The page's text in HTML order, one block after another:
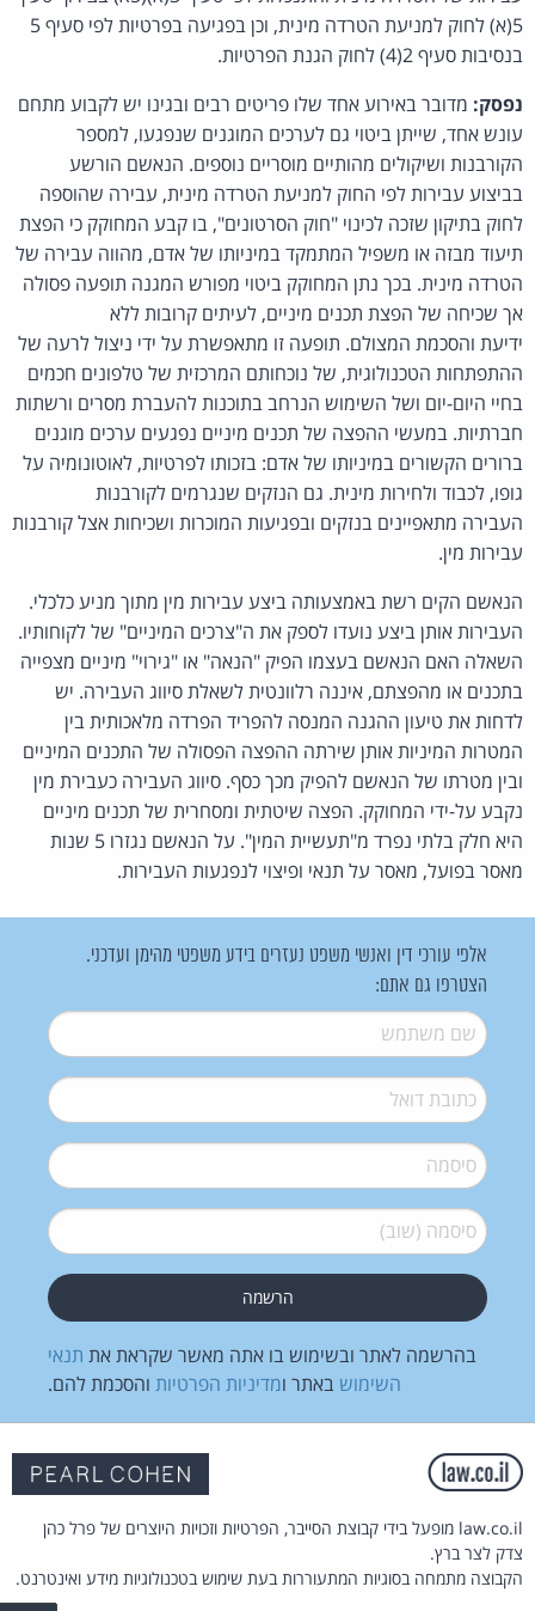
5(א) לחוק למניעת הטרדה מינית, וכן בפגיעה בפרטיות לפי סעיף 5
בנסיבות סעיף 2(4) לחוק הגנת הפרטיות.
נפסק: מדובר באירוע אחד שלו פריטים רבים ובגינו יש לקבוע מתחם
עונש אחד, שייתן ביטוי גם לערכים המוגנים שנפגעו, למספר
הקורבנות ושיקולים מהותיים מוסריים נוספים. הנאשם הורשע
בביצוע עבירות לפי החוק למניעת הטרדה מינית, עבירה שהוספה
לחוק בתיקון שזכה לכינוי "חוק הסרטונים", בו קבע המחוקק כי הפצת
תיעוד מבזה או משפיל המתמקד במיניותו של אדם, מהווה עבירה של
הטרדה מינית. בכך נתן המחוקק ביטוי מפורש המגנה תופעה פסולה
אך שכיחה של הפצת תכנים מיניים, לעיתים קרובות ללא
ידיעת והסכמת המצולם. תופעה זו מתאפשרת על ידי ניצול לרעה של
ההתפתחות הטכנולוגית, של נוכחותם המרכזית של טלפונים חכמים
בחיי היום-יום ושל השימוש הנרחב בתוכנות להעברת מסרים ורשתות
חברתיות. במעשי ההפצה של תכנים מיניים נפגעים ערכים מוגנים
ברורים הקשורים במיניותו של אדם: בזכותו לפרטיות, לאוטונומיה על
גופו, לכבוד ולחירות מינית. גם הנזקים שנגרמים לקורבנות
העבירה מתאפיינים בנזקים ובפגיעות המוכרות ושכיחות אצל קורבנות
עבירות מין.
הנאשם הקים רשת באמצעותה ביצע עבירות מין מתוך מניע כלכלי.
העבירות אותן ביצע נועדו לספק את ה"צרכים המיניים" של לקוחותיו.
השאלה האם הנאשם בעצמו הפיק "הנאה" או "גירוי" מיניים מצפייה
בתכנים או מהפצתם, איננה רלוונטית לשאלת סיווג העבירה. יש
לדחות את טיעון ההגנה המנסה להפריד הפרדה מלאכותית בין
המטרות המיניות אותן שירתה ההפצה הפסולה של התכנים המיניים
ובין מטרתו של הנאשם להפיק מכך כסף. סיווג העבירה כעבירת מין
נקבע על-ידי המחוקק. הפצה שיטתית ומסחרית של תכנים מיניים
היא חלק בלתי נפרד מ"תעשיית המין". על הנאשם נגזרו 5 שנות
מאסר בפועל, מאסר על תנאי ופיצוי לנפגעות העבירות.
אלפי עורכי דין ואנשי משפט נעזרים בידע משפטי מהימן ועדכני.
הצטרפו גם אתם:
שם משתמש*
דואל*
סיסמה*
סיסמה (שוב)*
בהרשמה לאתר ובשימוש בו אתה מאשר שקראת את תנאי
השימוש באתר ומדיניות הפרטיות והסכמת להם.
law.co.il מופעל בידי קבוצת הסייבר, הפרטיות וזכויות היוצרים של פרל כהן
צדק לצר ברץ.
הקבוצה מתמחה בסוגיות המתעוררות בעת שימוש בטכנולוגיות מידע ואינטרנט.